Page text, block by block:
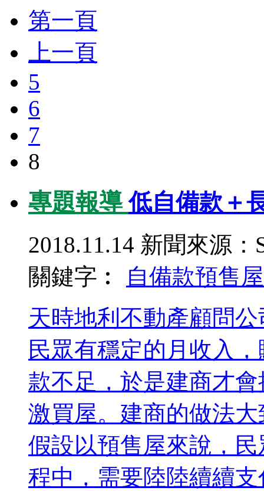
第一頁
上一頁
5
6
7
8
專題報導低自備款＋
2018.11.14 新聞來源：
關鍵字︰
自備款預售屋
天時地利不動產顧問
民眾有穩定的月收入
款不足，於是建商才
激買屋。建商的做法
假設以預售屋來說，
程中，需要陸陸續續